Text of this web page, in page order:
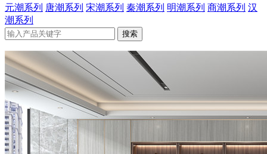
元潮系列 唐潮系列 宋潮系列 秦潮系列 明潮系列 商潮系列 汉
潮系列